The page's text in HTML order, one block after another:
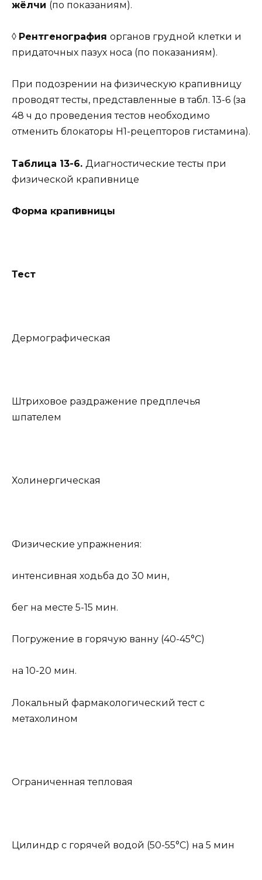
жёлчи (по показаниям).
◊ Рентгенография органов грудной клетки и
придаточных пазух носа (по показаниям).
При подозрении на физическую крапивницу
проводят тесты, представленные в табл. 13-6 (за
48 ч до проведения тестов необходимо
отменить блокаторы Н1-рецепторов гистамина).
Таблица 13-6. Диагностические тесты при
физической крапивнице
Форма крапивницы
Тест
Дермографическая
Штриховое раздражение предплечья
шпателем
Холинергическая
Физические упражнения:
интенсивная ходьба до 30 мин,
бег на месте 5-15 мин.
Погружение в горячую ванну (40-45°C)
на 10-20 мин.
Локальный фармакологический тест с
метахолином
Ограниченная тепловая
Цилиндр с горячей водой (50-55°С) на 5 мин